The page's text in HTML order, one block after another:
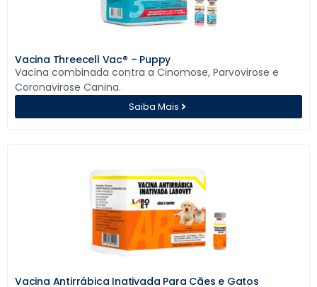
Saiba Mais
Vacina Threecell Vac® – Puppy
Vacina combinada contra a Cinomose, Parvovirose e
Coronavirose Canina.
Vacina Antirrábica Inativada Para Cães e Gatos